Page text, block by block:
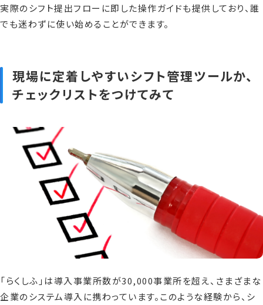
実際のシフト提出フローに即した操作ガイドも提供しており、誰
でも迷わずに使い始めることができます。
現場に定着しやすいシフト管理ツールか、
チェックリストをつけてみて
「らくしふ」は導入事業所数が30,000事業所を超え、さまざまな
企業のシステム導入に携わっています。このような経験から、シ